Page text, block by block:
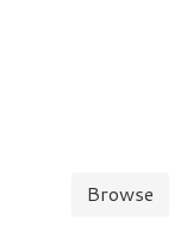
Browse